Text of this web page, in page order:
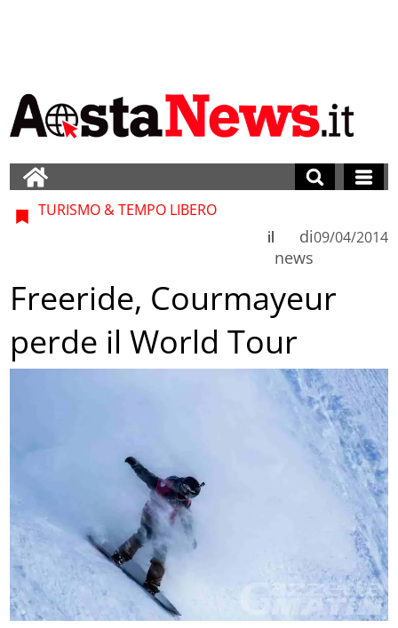
TURISMO & TEMPO LIBERO
di
news
il 09/04/2014
Freeride, Courmayeur
perde il World Tour